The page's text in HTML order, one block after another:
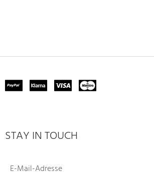
STAY IN TOUCH